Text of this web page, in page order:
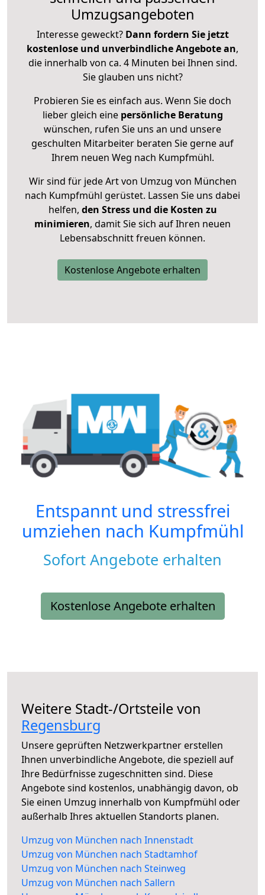
Umzugsangeboten
Interesse geweckt? Dann fordern Sie jetzt
kostenlose und unverbindliche Angebote an,
die innerhalb von ca. 4 Minuten bei Ihnen sind.
Sie glauben uns nicht?
Probieren Sie es einfach aus. Wenn Sie doch
lieber gleich eine persönliche Beratung
wünschen, rufen Sie uns an und unsere
geschulten Mitarbeiter beraten Sie gerne auf
Ihrem neuen Weg nach Kumpfmühl.
Wir sind für jede Art von Umzug von München
nach Kumpfmühl gerüstet. Lassen Sie uns dabei
helfen, den Stress und die Kosten zu
minimieren, damit Sie sich auf Ihren neuen
Lebensabschnitt freuen können.
Kostenlose Angebote erhalten
Entspannt und stressfrei
umziehen nach Kumpfmühl
Sofort Angebote erhalten
Kostenlose Angebote erhalten
Weitere Stadt-/Ortsteile von
Regensburg
Unsere geprüften Netzwerkpartner erstellen
Ihnen unverbindliche Angebote, die speziell auf
Ihre Bedürfnisse zugeschnitten sind. Diese
Angebote sind kostenlos, unabhängig davon, ob
Sie einen Umzug innerhalb von Kumpfmühl oder
außerhalb Ihres aktuellen Standorts planen.
Umzug von München nach Innenstadt
Umzug von München nach Stadtamhof
Umzug von München nach Steinweg
Umzug von München nach Sallern